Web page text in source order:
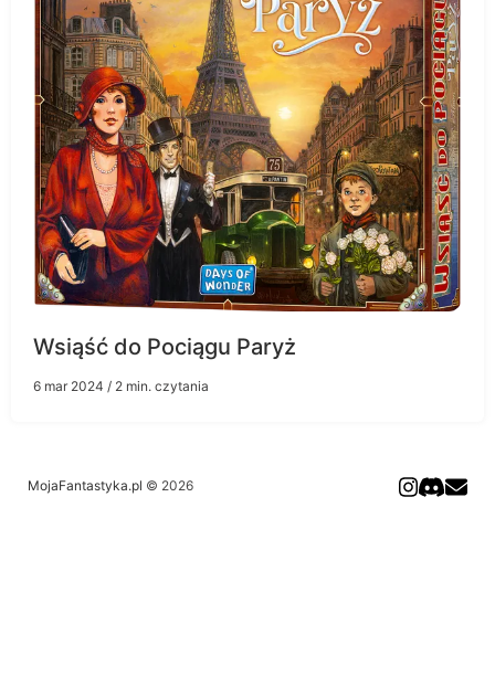
Wsiąść do Pociągu Paryż
6 mar 2024 / 2 min. czytania
MojaFantastyka.pl © 2026